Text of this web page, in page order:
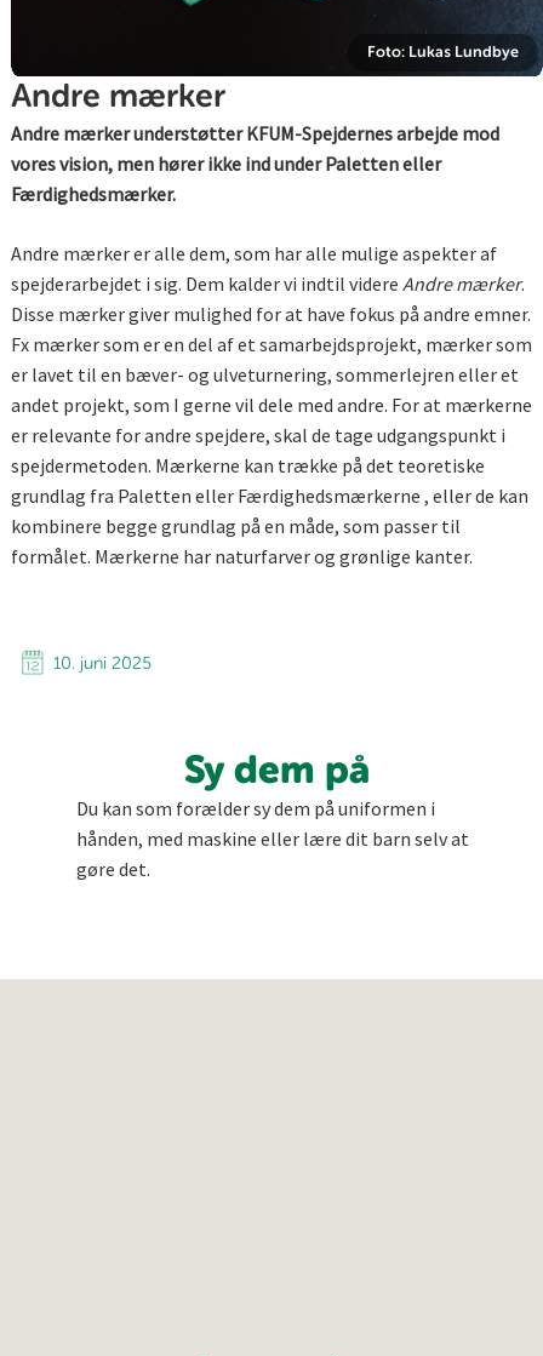
Foto: Lukas Lundbye
Andre mærker
Andre mærker understøtter KFUM-Spejdernes arbejde mod
vores vision, men hører ikke ind under Paletten eller
Færdighedsmærker.
Andre mærker er alle dem, som har alle mulige aspekter af
spejderarbejdet i sig. Dem kalder vi indtil videre Andre mærker.
Disse mærker giver mulighed for at have fokus på andre emner.
Fx mærker som er en del af et samarbejdsprojekt, mærker som
er lavet til en bæver- og ulveturnering, sommerlejren eller et
andet projekt, som I gerne vil dele med andre. For at mærkerne
er relevante for andre spejdere, skal de tage udgangspunkt i
spejdermetoden. Mærkerne kan trække på det teoretiske
grundlag fra Paletten eller Færdighedsmærkerne , eller de kan
kombinere begge grundlag på en måde, som passer til
formålet. Mærkerne har naturfarver og grønlige kanter.
10. juni 2025
Sy dem på
Du kan som forælder sy dem på uniformen i
hånden, med maskine eller lære dit barn selv at
gøre det.